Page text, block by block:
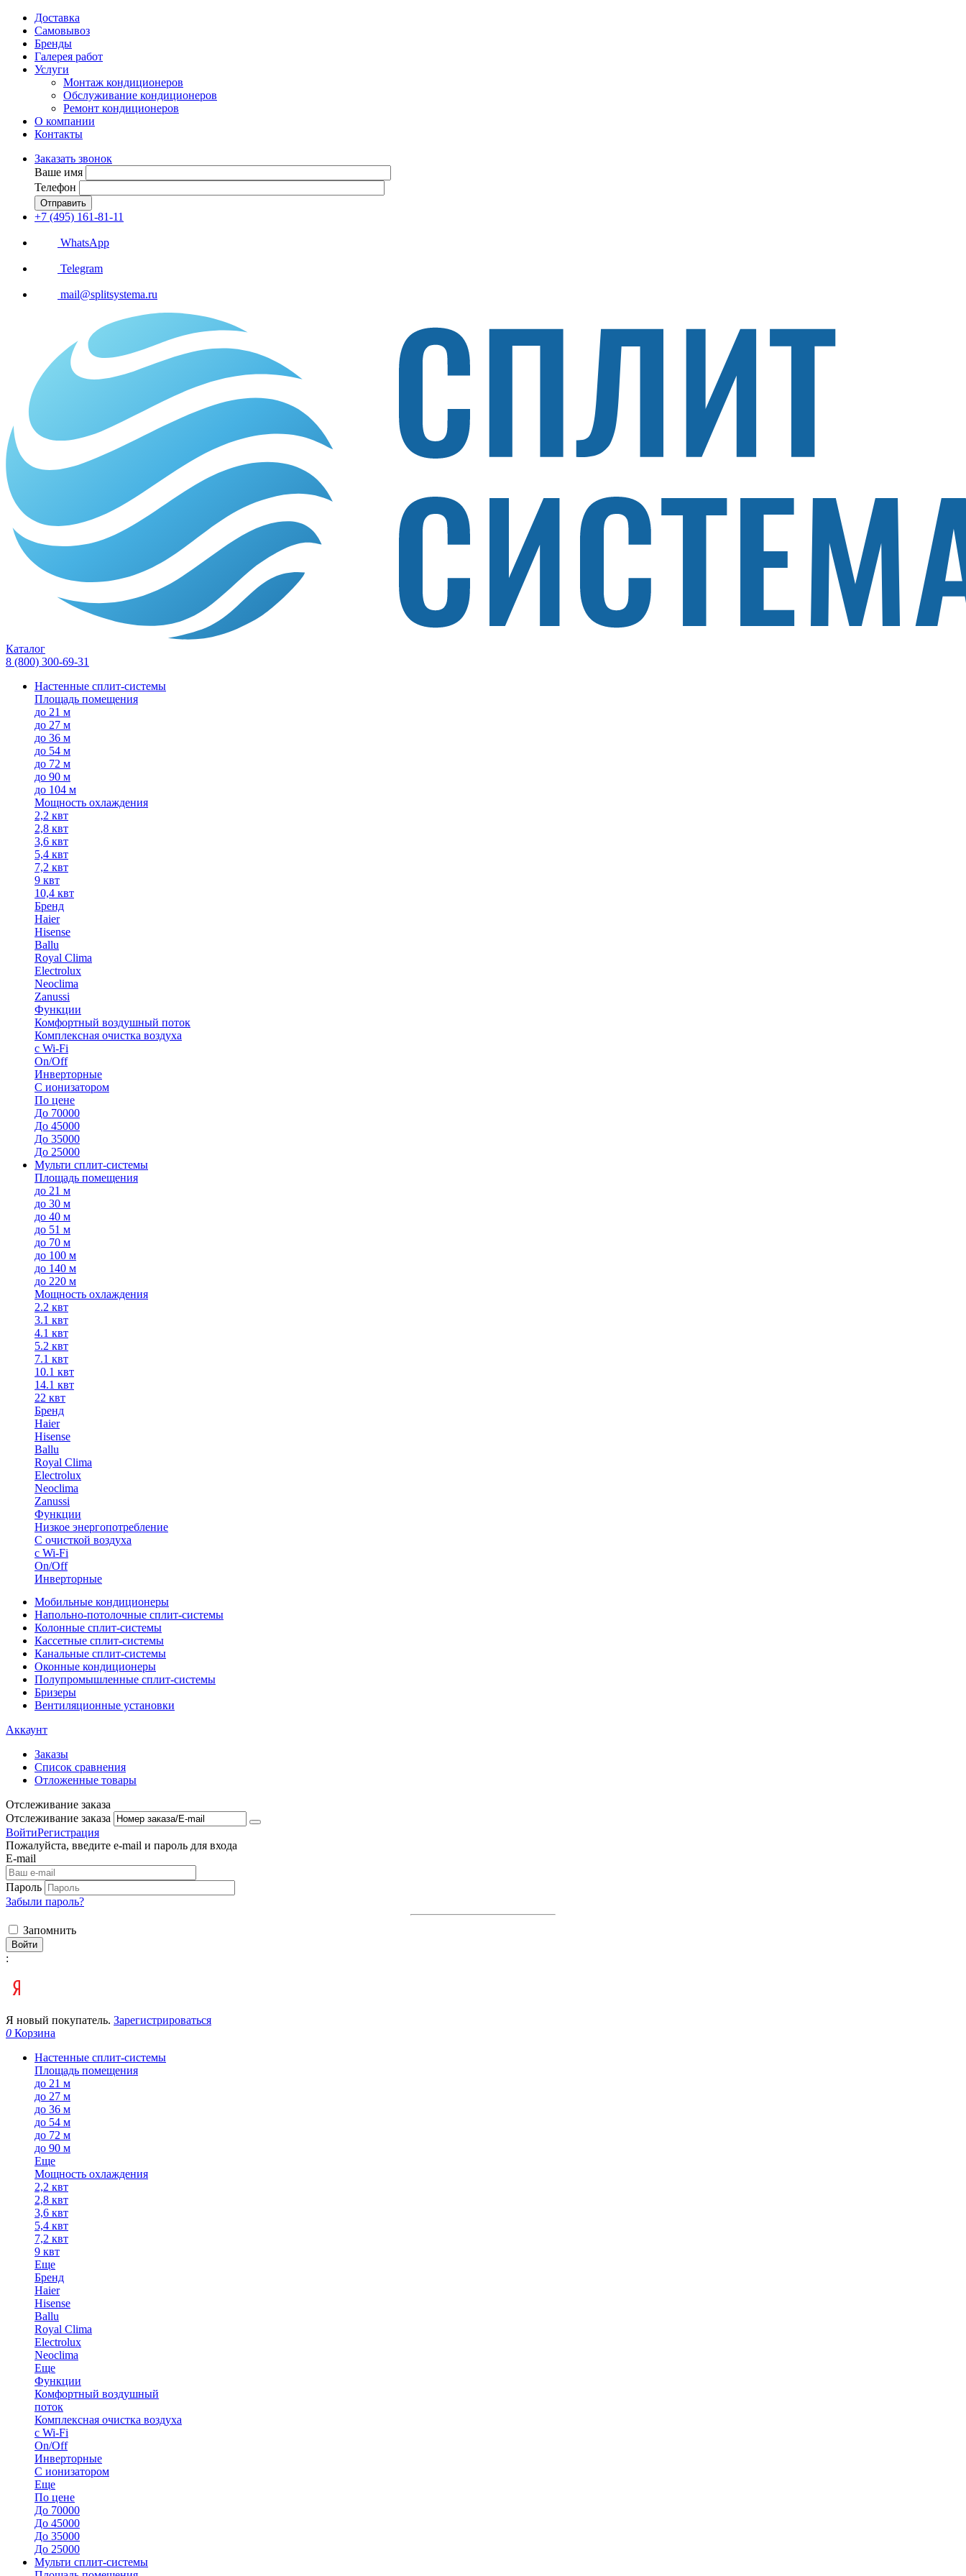
Доставка
Самовывоз
Бренды
Галерея работ
Услуги
Монтаж кондиционеров
Обслуживание кондиционеров
Ремонт кондиционеров
О компании
Контакты
Заказать звонок
Ваше имя
Телефон
Отправить
+7 (495) 161-81-11
WhatsApp
Telegram
mail@splitsystema.ru
Каталог
8 (800) 300-69-31
Настенные сплит-системы
Площадь помещения
до 21 м
до 27 м
до 36 м
до 54 м
до 72 м
до 90 м
до 104 м
Мощность охлаждения
2,2 квт
2,8 квт
3,6 квт
5,4 квт
7,2 квт
9 квт
10,4 квт
Бренд
Haier
Hisense
Ballu
Royal Clima
Electrolux
Neoclima
Zanussi
Функции
Комфортный воздушный поток
Комплексная очистка воздуха
с Wi-Fi
On/Off
Инверторные
С ионизатором
По цене
До 70000
До 45000
До 35000
До 25000
Мульти сплит-системы
Площадь помещения
до 21 м
до 30 м
до 40 м
до 51 м
до 70 м
до 100 м
до 140 м
до 220 м
Мощность охлаждения
2.2 квт
3.1 квт
4.1 квт
5.2 квт
7.1 квт
10.1 квт
14.1 квт
22 квт
Бренд
Haier
Hisense
Ballu
Royal Clima
Electrolux
Neoclima
Zanussi
Функции
Низкое энергопотребление
С очисткой воздуха
с Wi-Fi
On/Off
Инверторные
Мобильные кондиционеры
Напольно-потолоч​ные ​сплит-системы
Колонные ​​сплит-системы
Кассетные сплит-системы
Канальные сплит-системы
Оконные кондиционеры
Полупромышленные сплит-системы
Бризеры
Вентиляционные установки
Аккаунт
Заказы
Список сравнения
Отложенные товары
Отслеживание заказа
Отслеживание заказа
ВойтиРегистрация
Пожалуйста, введите e-mail и пароль для входа
E-mail
Пароль
Забыли пароль?
Запомнить
Войти
:
Я новый покупатель. Зарегистрироваться
0 Корзина
Настенные сплит-системы
Площадь помещения
до 21 м
до 27 м
до 36 м
до 54 м
до 72 м
до 90 м
Еще
Мощность охлаждения
2,2 квт
2,8 квт
3,6 квт
5,4 квт
7,2 квт
9 квт
Еще
Бренд
Haier
Hisense
Ballu
Royal Clima
Electrolux
Neoclima
Еще
Функции
Комфортный воздушный
поток
Комплексная очистка воздуха
с Wi-Fi
On/Off
Инверторные
С ионизатором
Еще
По цене
До 70000
До 45000
До 35000
До 25000
Мульти сплит-системы